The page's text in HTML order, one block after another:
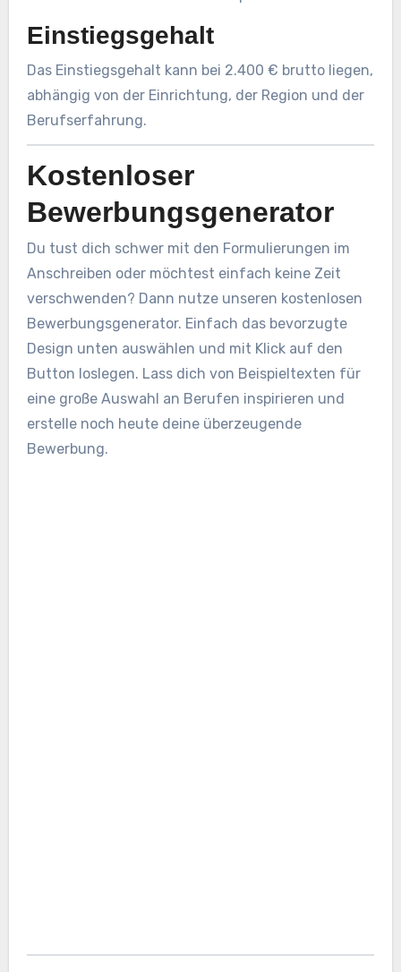
Einstiegsgehalt
Das Einstiegsgehalt kann bei 2.400 € brutto liegen,
abhängig von der Einrichtung, der Region und der
Berufserfahrung.
Kostenloser
Bewerbungsgenerator
Du tust dich schwer mit den Formulierungen im
Anschreiben oder möchtest einfach keine Zeit
verschwenden? Dann nutze unseren kostenlosen
Bewerbungsgenerator. Einfach das bevorzugte
Design unten auswählen und mit Klick auf den
Button loslegen. Lass dich von Beispieltexten für
eine große Auswahl an Berufen inspirieren und
erstelle noch heute deine überzeugende
Bewerbung.